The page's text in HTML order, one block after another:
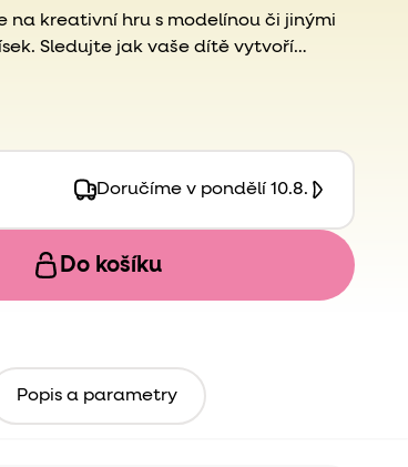
na kreativní hru s modelínou či jinými
Sledujte jak vaše dítě vytvoří
různé způsoby.
Doručíme v pondělí 10.8.
Do košíku
Popis a parametry